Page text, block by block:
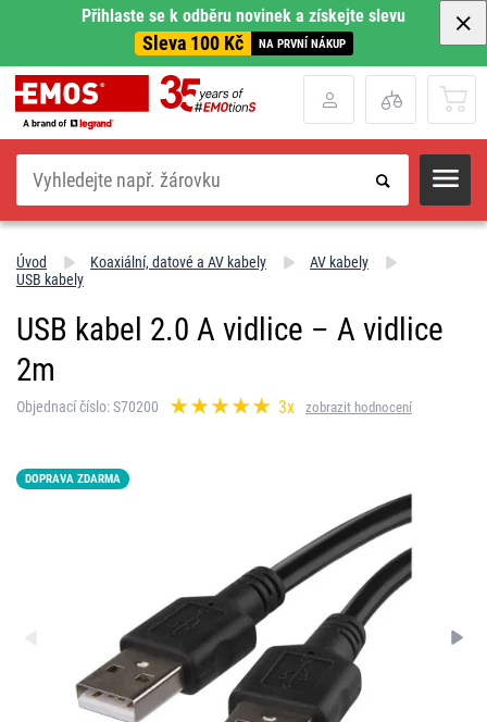
Přihlaste se k odběru novinek a získejte slevu
Sleva 100 Kč NA PRVNÍ NÁKUP
Hledat
Úvod Koaxiální, datové a AV kabely
AV kabely
USB kabely
USB kabel 2.0 A vidlice – A vidlice
2m
Objednací číslo: S70200 3x zobrazit hodnocení
DOPRAVA ZDARMA